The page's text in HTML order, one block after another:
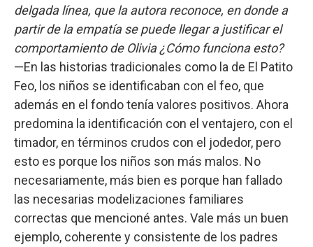
delgada línea, que la autora reconoce, en donde a
partir de la empatía se puede llegar a justificar el
comportamiento de Olivia ¿Cómo funciona esto?
—En las historias tradicionales como la de El Patito
Feo, los niños se identificaban con el feo, que
además en el fondo tenía valores positivos. Ahora
predomina la identificación con el ventajero, con el
timador, en términos crudos con el jodedor, pero
esto es porque los niños son más malos. No
necesariamente, más bien es porque han fallado
las necesarias modelizaciones familiares
correctas que mencioné antes. Vale más un buen
ejemplo, coherente y consistente de los padres